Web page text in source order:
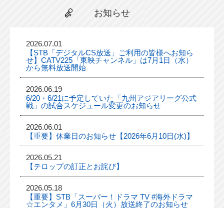
お知らせ
2026.07.01
【STB「デジタルCS放送」ご利用の皆様へお知ら
せ】CATV225「東映チャンネル」は7月1日（水）
から無料放送開始
2026.06.19
6/20・6/21に予定していた「九州アジアリーグ公式
戦」の試合スケジュール変更のお知らせ
2026.06.01
【重要】休業日のお知らせ【2026年6月10日(水)】
2026.05.21
【テロップの訂正とお詫び】
2026.05.18
【重要】STB「スーパー！ドラマ TV #海外ドラマ
☆エンタメ」6月30日（火）放送終了のお知らせ